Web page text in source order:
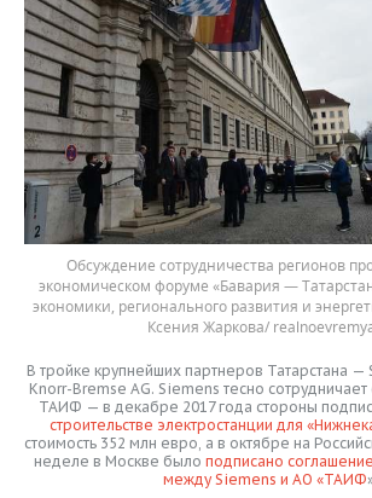
Обсуждение сотрудничества регионов
экономическом форуме «Бавария —
экономики, регионального развития и
Ксения Жаркова/
В тройке крупнейших партнеров Татарстана —
Knorr-Bremse AG. Siemens тесно
ТАИФ — в декабре 2017 года стороны
строительстве электростанции для
стоимость 352 млн евро, а в октябре на
неделе в Москве было подписано
между Siemens и АО «ТАИФ